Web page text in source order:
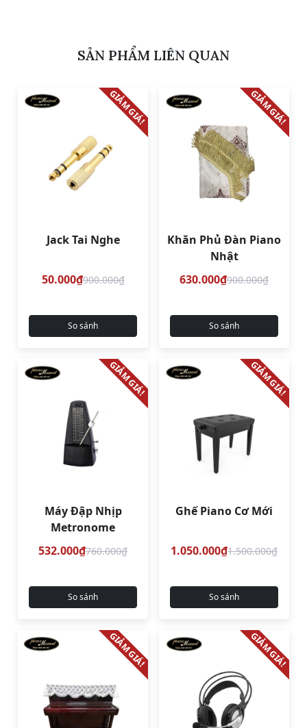
SẢN PHẨM LIÊN QUAN
GIẢM GIÁ!
Jack Tai Nghe
50.000₫900.000₫
So sánh
GIẢM GIÁ!
Khăn Phủ Đàn Piano
Nhật
630.000₫900.000₫
So sánh
GIẢM GIÁ!
Máy Đập Nhịp
Metronome
532.000₫760.000₫
So sánh
GIẢM GIÁ!
Ghế Piano Cơ Mới
1.050.000₫1.500.000₫
So sánh
GIẢM GIÁ! GIẢM GIÁ!